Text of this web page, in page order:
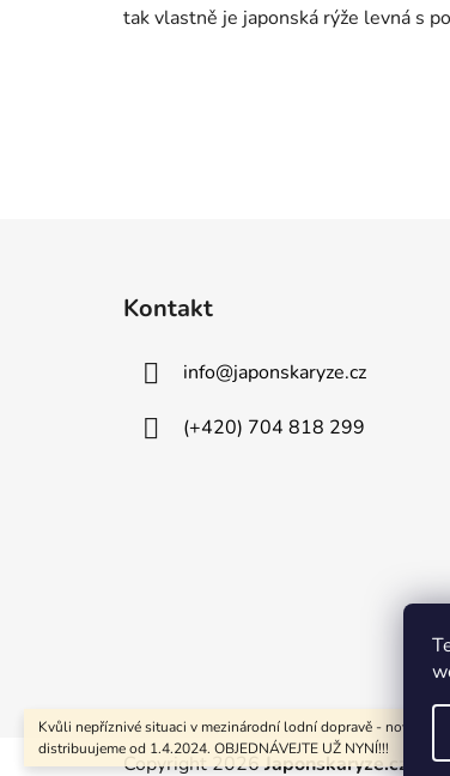
Kvůli nepříznivé situaci v mezinárodní lodní dopravě - nové
distribuujeme od 1.4.2024. OBJEDNÁVEJTE UŽ NYNÍ!!!
tak vlastně je japonská rýže levná s
Kontakt
info@japonskaryze.cz
(+420) 704 818 299
Copyright 2026Japonskaryze.cz .